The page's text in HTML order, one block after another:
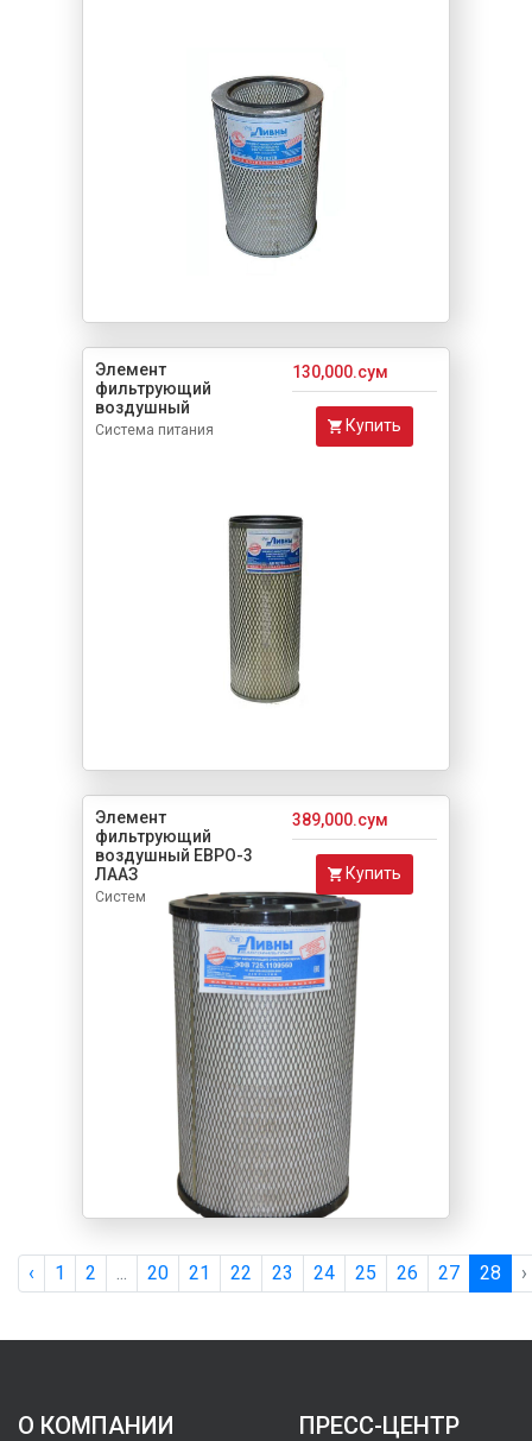
Элемент
фильтрующий
воздушный
Система питания
130,000.сум
Купить
Элемент
фильтрующий
воздушный ЕВРО-3
ЛААЗ
Система питания
389,000.сум
Купить
‹ 1 2 20 21 22 23 24 25 26 27 28 ›
О КОМПАНИИ ПРЕСС-ЦЕНТР